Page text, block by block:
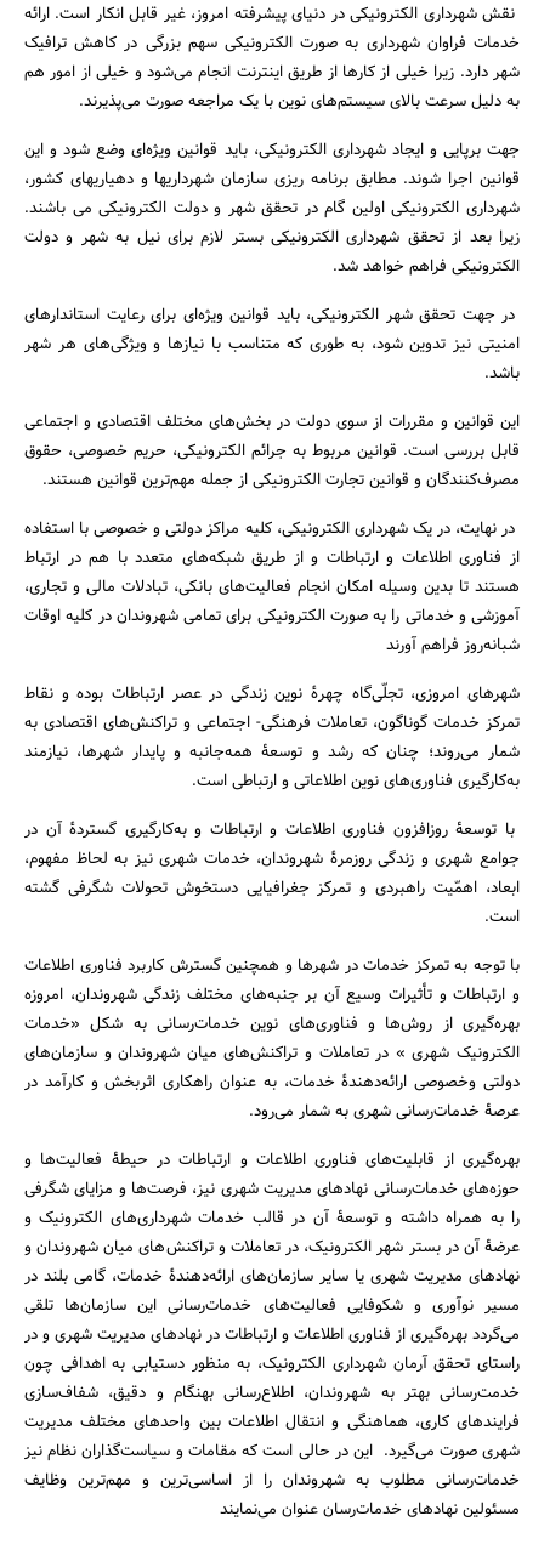
جستجو
نقش شهرداری الکترونیکی در دنیای پیشرفته‌ امروز، غیر قابل انکار است. ارائه‌
خدمات فراوان شهرداری به صورت الکترونیکی سهم بزرگی در کاهش ترافیک
شهر دارد. زیرا خیلی از کارها از طریق اینترنت انجام می‌شود و خیلی از امور هم
به دلیل سرعت بالای سیستم‌های نوین با یک مراجعه صورت می‌پذیرند.
جهت برپایی و ایجاد شهرداری الکترونیکی، باید قوانین ویژه‌ای وضع شود و این
قوانین اجرا شوند. مطابق برنامه ریزی سازمان شهرداریها و دهیاریهای کشور،
شهرداری الکترونیکی اولین گام در تحقق شهر و دولت الکترونیکی می باشند.
زیرا بعد از تحقق شهرداری الکترونیکی بستر لازم برای نیل به شهر و دولت
الکترونیکی فراهم خواهد شد.
در جهت تحقق شهر الکترونیکی، باید قوانین ویژه‌ای برای رعایت استاندارهای
امنیتی نیز تدوین شود، به طوری که متناسب با نیازها و ویژگی‌های هر شهر
باشد.
این قوانین و مقررات از سوی دولت در بخش‌های مختلف اقتصادی و اجتماعی
قابل بررسی است. قوانین مربوط به جرائم الکترونیکی، حریم خصوصی، حقوق
مصرف‌کنندگان و قوانین تجارت الکترونیکی از جمله مهم‌ترین قوانین هستند.
در نهایت، در یک شهرداری الکترونیکی، کلیه مراکز دولتی و خصوصی با استفاده
از فناوری اطلاعات و ارتباطات و از طریق شبکه‌های متعدد با هم در ارتباط
هستند تا بدین وسیله امکان انجام فعالیت‌های بانکی، تبادلات مالی و تجاری،
آموزشی و خدماتی را به صورت الکترونیکی برای تمامی شهروندان در کلیه اوقات
شبانه‌روز فراهم آورند
شهرهای امروزی، تجلّی‌گاه چهرۀ نوین زندگی در عصر ارتباطات بوده و نقاط
تمرکز خدمات گوناگون، تعاملات فرهنگی- اجتماعی و تراکنش‌های اقتصادی به
شمار می‌روند؛ چنان که رشد و توسعۀ همه‌جانبه و پایدار شهرها، نیازمند
به‌کارگیری فناوری‌های نوین اطلاعاتی و ارتباطی است.
با توسعۀ روزافزون فناوری اطلاعات و ارتباطات و به‌کارگیری گستردۀ آن در
جوامع شهری و زندگی روزمرۀ شهروندان، خدمات شهری نیز به لحاظ مفهوم،
ابعاد، اهمّیت راهبردی و تمرکز جغرافیایی دستخوش تحولات شگرفی گشته
است.
با توجه به تمرکز خدمات در شهرها و همچنین گسترش کاربرد فناوری اطلاعات
و ارتباطات و تأثیرات وسیع آن بر جنبه‌های مختلف زندگی شهروندان، امروزه
بهره‌گیری از روش‌ها و فناوری‌های نوین خدمات‌رسانی به شکل «خدمات
الکترونیک شهری » در تعاملات و تراکنش‌های میان شهروندان و سازمان‌های
دولتی وخصوصی ارائه‌دهندۀ خدمات، به عنوان راهکاری اثربخش و کارآمد در
عرصۀ خدمات‌رسانی شهری به شمار می‌رود.
بهره‌گیری از قابلیت‌های فناوری اطلاعات و ارتباطات در حیطۀ فعالیت‌ها و
حوزه‌های خدمات‌رسانی نهادهای مدیریت شهری نیز، فرصت‌ها و مزایای شگرفی
را به همراه داشته و توسعۀ آن در قالب خدمات شهرداری‌های الکترونیک و
عرضۀ آن در بستر شهر الکترونیک، در تعاملات و تراکنش‌های میان شهروندان و
نهادهای مدیریت شهری یا سایر سازمان‌های ارائه‌دهندۀ خدمات، گامی بلند در
مسیر نوآوری و شکوفایی فعالیت‌های خدمات‌رسانی این سازمان‌ها تلقی
می‌گردد بهره‌گیری از فناوری اطلاعات و ارتباطات در نهادهای مدیریت شهری و در
راستای تحقق آرمان شهرداری الکترونیک، به منظور دستیابی به اهدافی چون
خدمت‌رسانی بهتر به شهروندان، اطلاع‌رسانی بهنگام و دقیق، شفاف‌سازی
فرایندهای کاری، هماهنگی و انتقال اطلاعات بین واحدهای مختلف مدیریت
شهری صورت می‌گیرد. این در حالی است که مقامات و سیاست‌گذاران نظام نیز
خدمات‌رسانی مطلوب به شهروندان را از اساسی‌ترین و مهم‌ترین وظایف
مسئولین نهادهای خدمات‌رسان عنوان می‌نمایند